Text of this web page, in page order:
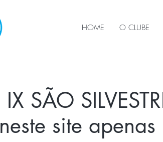
HOME O CLUBE
IX SÃO
neste site